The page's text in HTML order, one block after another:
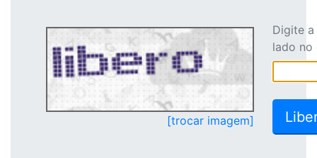
[trocar imagem]
Digite
lado no